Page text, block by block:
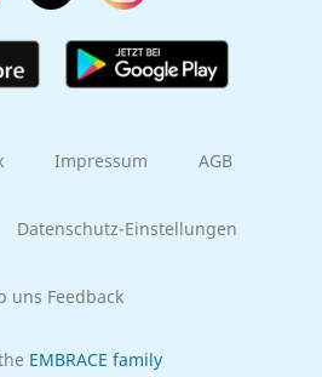
Impressum AGB
Datenschutz-Einstellungen
uns Feedback
EMBRACE family